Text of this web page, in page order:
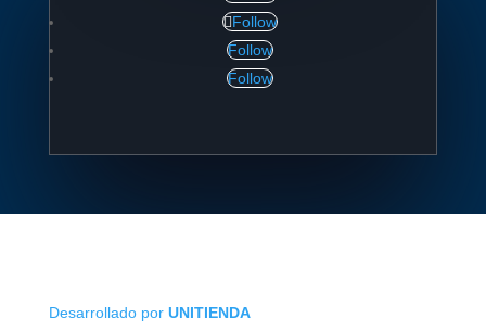
Follow
Follow
Follow
Desarrollado por UNITIENDA